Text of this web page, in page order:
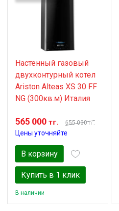
Настенный газовый
двухконтурный котел
Ariston Alteas XS 30 FF
NG (300кв.м) Италия
565 000 тг. 655 000тг.
Цены уточняйте
В корзину
Купить в 1 клик
В наличии